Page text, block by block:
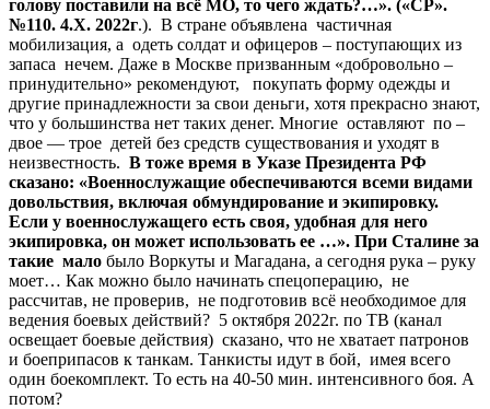
голову поставили на всё МО, то чего ждать?…». («СР».
№110. 4.Х. 2022г.). В стране объявлена частичная
мобилизация, а одеть солдат и офицеров – поступающих из
запаса нечем. Даже в Москве призванным «добровольно –
принудительно» рекомендуют, покупать форму одежды и
другие принадлежности за свои деньги, хотя прекрасно знают,
что у большинства нет таких денег. Многие оставляют по –
двое — трое детей без средств существования и уходят в
неизвестность. В тоже время в Указе Президента РФ
сказано: «Военнослужащие обеспечиваются всеми видами
довольствия, включая обмундирование и экипировку.
Если у военнослужащего есть своя, удобная для него
экипировка, он может использовать ее …». При Сталине за
такие мало было Воркуты и Магадана, а сегодня рука – руку
моет… Как можно было начинать спецоперацию, не
рассчитав, не проверив, не подготовив всё необходимое для
ведения боевых действий? 5 октября 2022г. по ТВ (канал
освещает боевые действия) сказано, что не хватает патронов
и боеприпасов к танкам. Танкисты идут в бой, имея всего
один боекомплект. То есть на 40-50 мин. интенсивного боя. А
потом?